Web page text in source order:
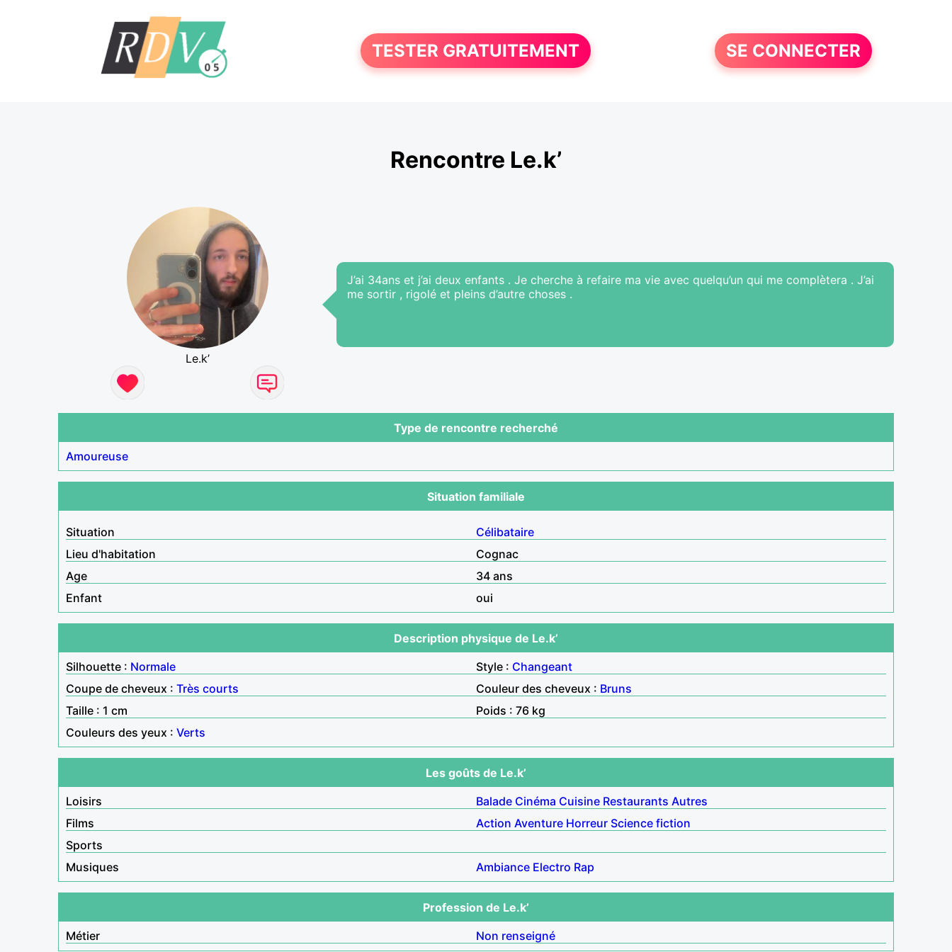
TESTER GRATUITEMENT SE CONNECTER
Rencontre Le.k’
Le.k’
J’ai 34ans et j’ai deux enfants . Je cherche à refaire ma vie avec quelqu’un qui me complètera . J’ai
me sortir , rigolé et pleins d’autre choses .
Type de rencontre recherché
Amoureuse
Situation familiale
Situation
Célibataire
Lieu d'habitation
Cognac
Age
34 ans
Enfant
oui
Description physique de Le.k’
Silhouette : Normale Style : Changeant
Coupe de cheveux : Très courts Couleur des cheveux : Bruns
Taille : 1 cm
Poids : 76 kg
Couleurs des yeux : Verts
Les goûts de Le.k’
Loisirs
Balade Cinéma Cuisine Restaurants Autres
Films
Action Aventure Horreur Science fiction
Sports
Musiques
Ambiance Electro Rap
Profession de Le.k’
Métier
Non renseigné